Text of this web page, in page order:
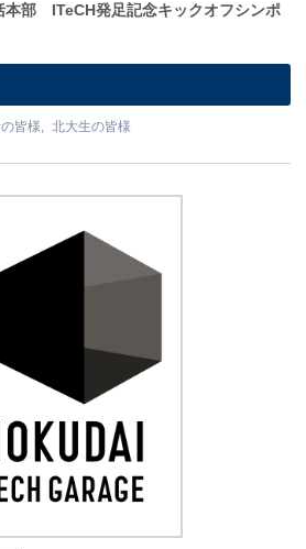
本部 ITeCH発足記念キックオフシンポ
皆様 北大生の皆様